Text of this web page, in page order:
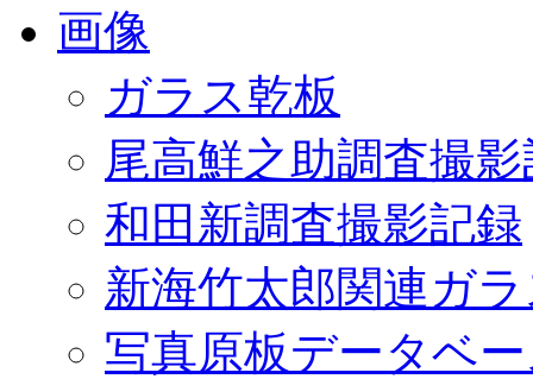
画像
ガラス乾板
尾高鮮之助調査撮
和田新調査撮影記録
新海竹太郎関連ガ
写真原板データベ